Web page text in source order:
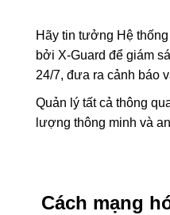
Hãy tin tưởng Hệ
bởi X-Guard để giám
24/7, đưa ra cảnh báo
Quản lý tất cả thông
lượng thông minh và
Cách mạng